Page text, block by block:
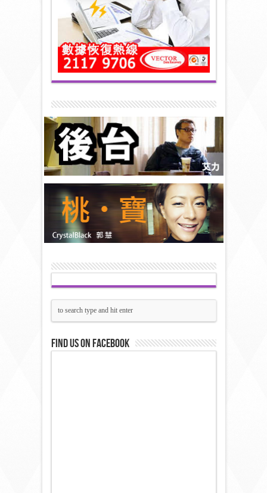
Find us on Facebook